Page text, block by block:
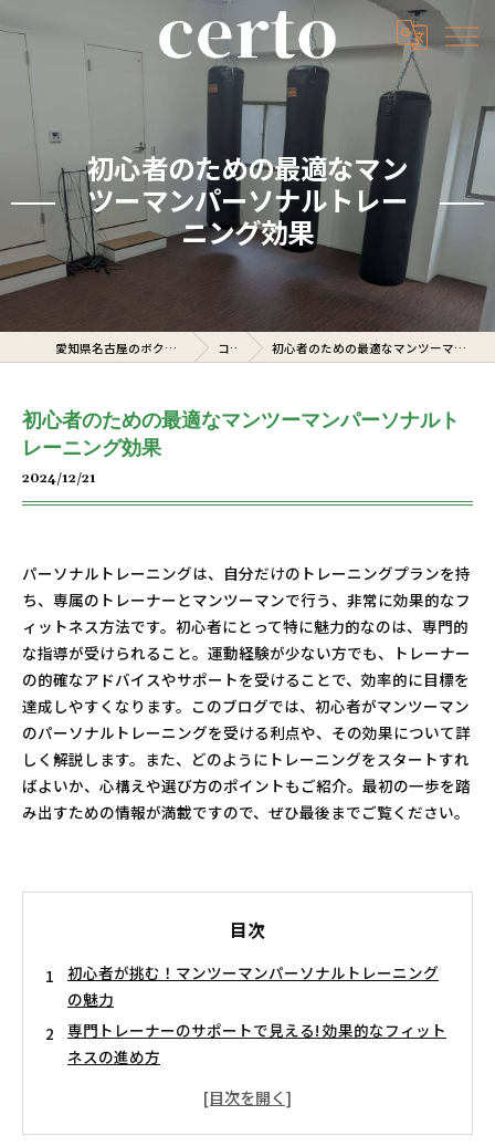
初心者のための最適なマン
ツーマンパーソナルトレー
ニング効果
愛知県名古屋のボクシングジムならcerto コラム 初心者のための最適なマンツーマンパーソナルトレーニング効果
初心者のための最適なマンツーマンパーソナルト
レーニング効果
2024/12/21
パーソナルトレーニングは、自分だけのトレーニングプランを持
ち、専属のトレーナーとマンツーマンで行う、非常に効果的なフ
ィットネス方法です。初心者にとって特に魅力的なのは、専門的
な指導が受けられること。運動経験が少ない方でも、トレーナー
の的確なアドバイスやサポートを受けることで、効率的に目標を
達成しやすくなります。このブログでは、初心者がマンツーマン
のパーソナルトレーニングを受ける利点や、その効果について詳
しく解説します。また、どのようにトレーニングをスタートすれ
ばよいか、心構えや選び方のポイントもご紹介。最初の一歩を踏
み出すための情報が満載ですので、ぜひ最後までご覧ください。
目次
初心者が挑む！マンツーマンパーソナルトレーニング
の魅力
専門トレーナーのサポートで見える! 効果的なフィット
ネスの進め方
自分だけのトレーニングプランを作る秘訣